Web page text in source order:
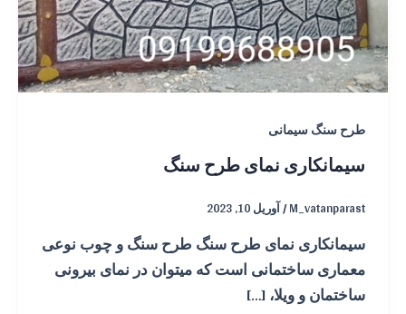
طرح سنگ سیمانی
سیمانکاری نمای طرح سنگ
M_vatanparast
/آوریل 10, 2023
سیمانکاری نمای طرح سنگ طرح سنگ و چوب نوعی
معماری ساختمانی است که میتوان در نمای بیرونی
ساختمان و ویلا، […]